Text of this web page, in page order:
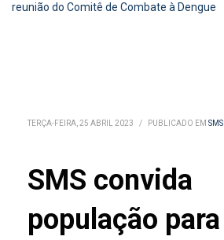
reunião do Comitê de Combate à Dengue
TERÇA-FEIRA, 25 ABRIL 2023 / PUBLICADO EM SMS
SMS convida
população para